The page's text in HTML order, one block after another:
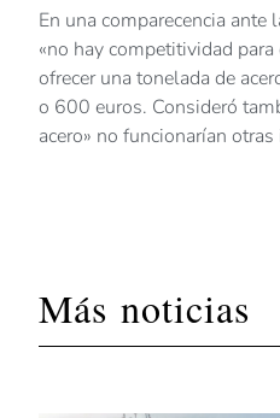
En una comparecencia
«no hay competitividad
ofrecer una tonelada de
o 600 euros. Consideró
acero» no funcionarían
Más noticias